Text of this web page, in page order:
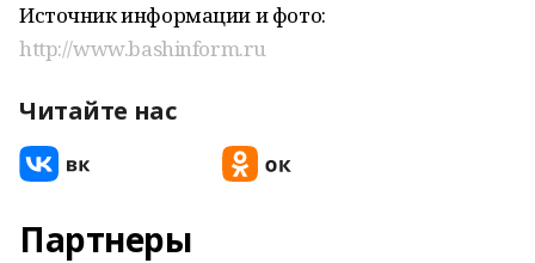
Источник информации и фото:
http://www.bashinform.ru
Читайте нас
Партнеры